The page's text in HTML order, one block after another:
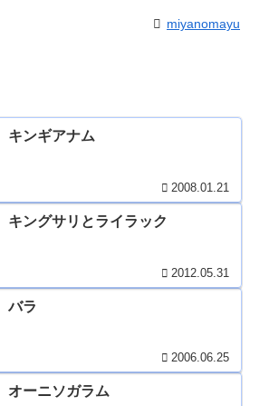
miyanomayu
キンギアナム
2008.01.21
キングサリとライラック
2012.05.31
バラ
2006.06.25
オーニソガラム